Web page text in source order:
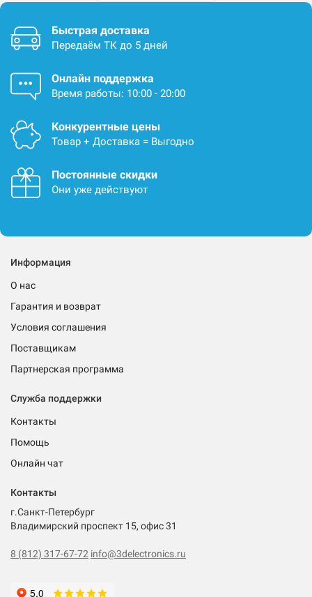
Быстрая доставка
Передаём ТК до 5 дней
Онлайн поддержка
Время работы: 10:00 - 20:00
Конкурентные цены
Товар + Доставка = Выгодно
Постоянные скидки
Они уже действуют
Информация
О нас
Гарантия и возврат
Условия соглашения
Поставщикам
Партнерская программа
Служба поддержки
Контакты
Помощь
Онлайн чат
Контакты
г.Санкт-Петербург
Владимирский проспект 15, офис 31
8 (812) 317-67-72 info@3delectronics.ru